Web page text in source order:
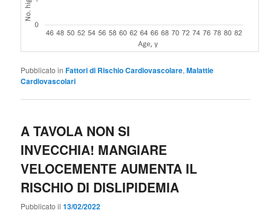
Pubblicato in Fattori di Rischio Cardiovascolare,Malattie
Cardiovascolari
A TAVOLA NON SI
INVECCHIA! MANGIARE
VELOCEMENTE AUMENTA IL
RISCHIO DI DISLIPIDEMIA
Pubblicato il13/02/2022